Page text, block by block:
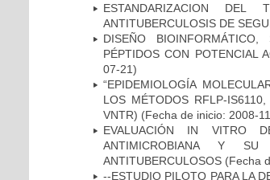
ESTANDARIZACION DEL
ANTITUBERCULOSIS DE
DISEÑO
PÉPTIDOS CON POTENCIAL
07-21)
“EPIDEMIOLOGÍA
LOS MÉTODOS RFLP-
VNTR) (Fecha de inicio: 2008-
EVALUACIÓN IN VITRO
ANTIMICROBIANA Y SU
ANTITUBERCULOSOS (Fecha
--ESTUDIO PILOTO PARA LA